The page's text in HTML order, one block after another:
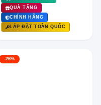
QUÀ TẶNG
CHÍNH HÃNG
LẮP ĐẶT TOÀN QUỐC
-26%